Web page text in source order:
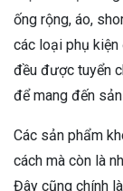
ống rộng, áo,
các loại phụ
đều được tuyển
để mang đến
Các sản phẩm
cách mà còn là
Đây cũng chính